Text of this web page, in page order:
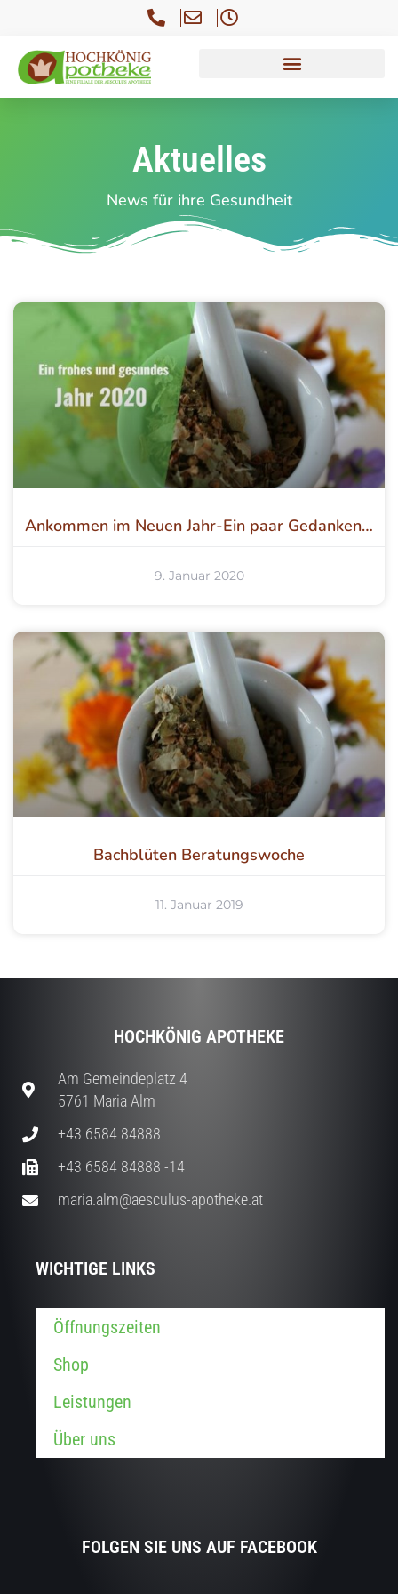
Aktuelles
News für ihre Gesundheit
Ankommen im Neuen Jahr-Ein paar Gedanken…
9. Januar 2020
Bachblüten Beratungswoche
11. Januar 2019
HOCHKÖNIG APOTHEKE
Am Gemeindeplatz 4
5761 Maria Alm
+43 6584 84888
+43 6584 84888 -14
maria.alm@aesculus-apotheke.at
WICHTIGE LINKS
Öffnungszeiten
Shop
Leistungen
Über uns
FOLGEN SIE UNS AUF FACEBOOK